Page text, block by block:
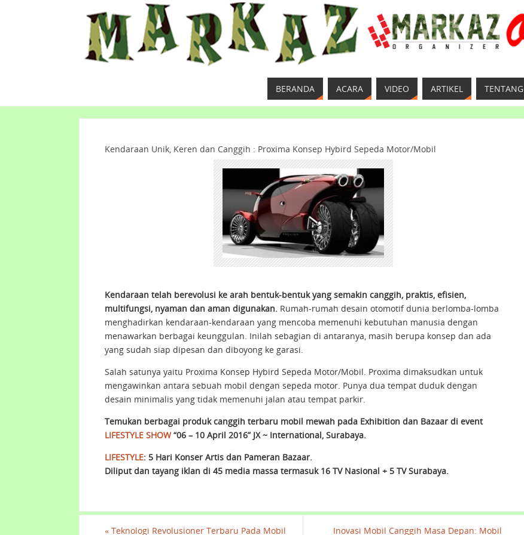
BERANDA ACARA VIDEO ARTIKEL TENTANG
Kendaraan Unik, Keren dan Canggih : Proxima Konsep Hybird Sepeda Motor/Mobil
Kendaraan telah berevolusi ke arah bentuk-bentuk yang semakin canggih, praktis, efisien,
multifungsi, nyaman dan aman digunakan. Rumah-rumah desain otomotif dunia berlomba-lomba
menghadirkan kendaraan-kendaraan yang mencoba memenuhi kebutuhan manusia dengan
menawarkan berbagai keunggulan. Inilah sebagian di antaranya, masih berupa konsep dan ada
yang sudah siap dipesan dan diboyong ke garasi.
Salah satunya yaitu Proxima Konsep Hybird Sepeda Motor/Mobil. Proxima dimaksudkan untuk
mengawinkan antara sebuah mobil dengan sepeda motor. Punya dua tempat duduk dengan
desain minimalis yang tidak memenuhi jalan atau tempat parkir.
Temukan berbagai produk canggih terbaru mobil mewah pada Exhibition dan Bazaar di event
LIFESTYLE SHOW“06 – 10 April 2016” JX ~ International, Surabaya.
LIFESTYLE: 5 Hari Konser Artis dan Pameran Bazaar.
Diliput dan tayang iklan di 45 media massa termasuk 16 TV Nasional + 5 TV Surabaya.
« Teknologi Revolusioner Terbaru Pada Mobil Inovasi Mobil Canggih Masa Depan: Mobil